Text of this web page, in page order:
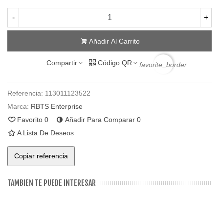
- +
Añadir Al Carrito
Compartir Código QR favorite_border
Referencia: 113011123522
Marca: RBTS Enterprise
Favorito 0 Añadir Para Comparar 0
A Lista De Deseos
Copiar referencia
TAMBIEN TE PUEDE INTERESAR